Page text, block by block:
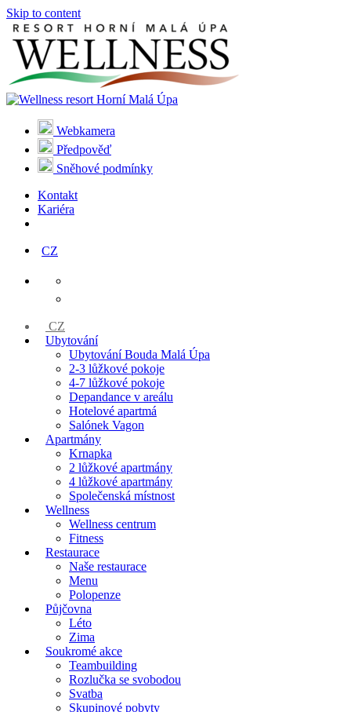
Skip to content
Webkamera
Předpověď
Sněhové podmínky
Kontakt
Kariéra
CZ
CZ
Ubytování
Ubytování Bouda Malá Úpa
2-3 lůžkové pokoje
4-7 lůžkové pokoje
Depandance v areálu
Hotelové apartmá
Salónek Vagon
Apartmány
Krnapka
2 lůžkové apartmány
4 lůžkové apartmány
Společenská místnost
Wellness
Wellness centrum
Fitness
Restaurace
Naše restaurace
Menu
Polopenze
Půjčovna
Léto
Zima
Soukromé akce
Teambuilding
Rozlučka se svobodou
Svatba
Skupinové pobyty